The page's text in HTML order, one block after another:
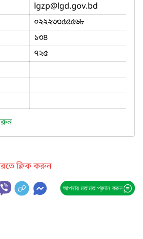
lgzp@lgd.gov.bd
০২২২৩৩৫৫৫৬৮
১৩৪
৭২৫
ক্লিক করুন
আপনার মতামত প্রদান করুন